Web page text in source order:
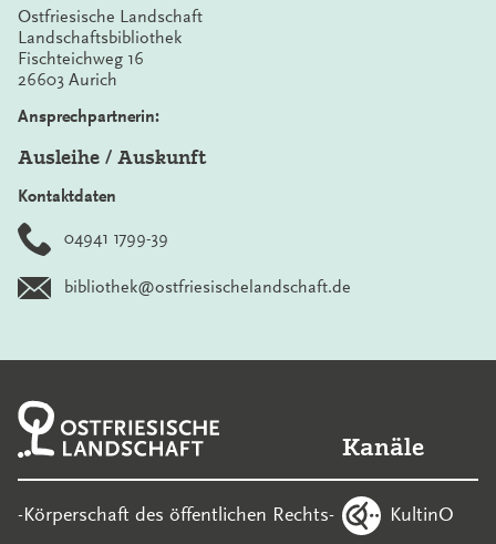
Ostfriesische Landschaft
Landschaftsbibliothek
Fischteichweg 16
26603 Aurich
Ansprechpartnerin:
Ausleihe / Auskunft
Kontaktdaten
04941 1799-39
bibliothek@ostfriesischelandschaft.de
-Körperschaft des öffentlichen Rechts-
Kanäle
KultinO